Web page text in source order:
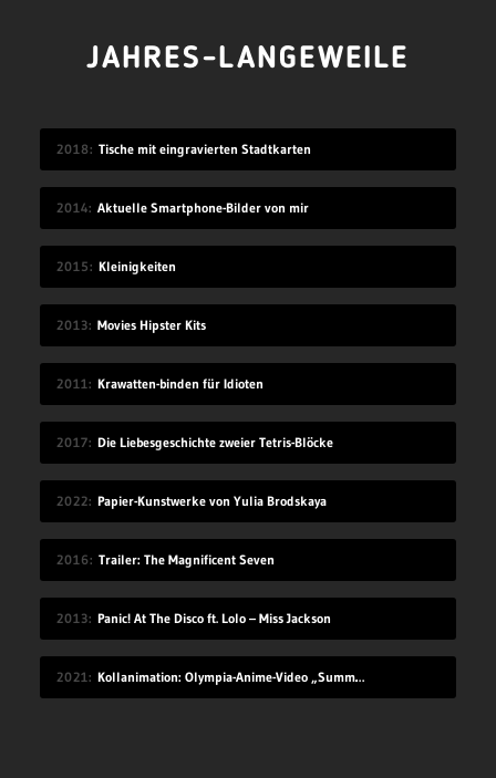
JAHRES-LANGEWEILE
2018 Tische mit eingravierten Stadtkarten
2014 Aktuelle Smartphone-Bilder von mir
2015 Kleinigkeiten
2013 Movies Hipster Kits
2011 Krawatten-binden für Idioten
2017 Die Liebesgeschichte zweier Tetris-Blöcke
2022 Papier-Kunstwerke von Yulia Brodskaya
2016 Trailer: The Magnificent Seven
2013 Panic! At The Disco ft. Lolo – Miss Jackson
2021 Kollanimation: Olympia-Anime-Video „Summer Begins“